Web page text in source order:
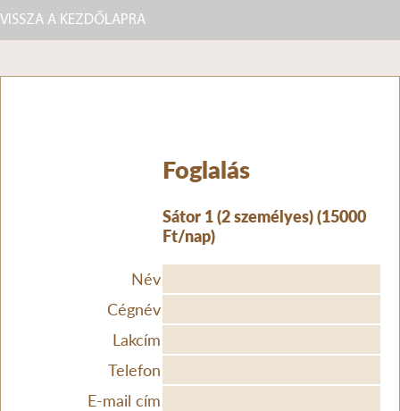
VISSZA A KEZDŐLAPRA
Foglalás
Sátor 1 (2 személyes) (15000
Ft/nap)
Név
Cégnév
Lakcím
Telefon
E-mail cím